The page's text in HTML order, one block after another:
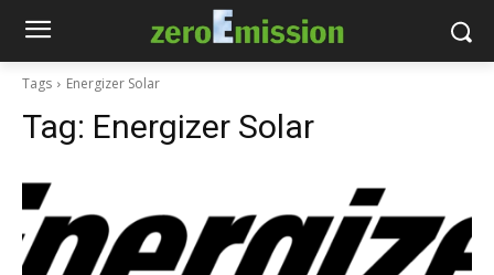
Tags Energizer Solar
Tag: Energizer Solar